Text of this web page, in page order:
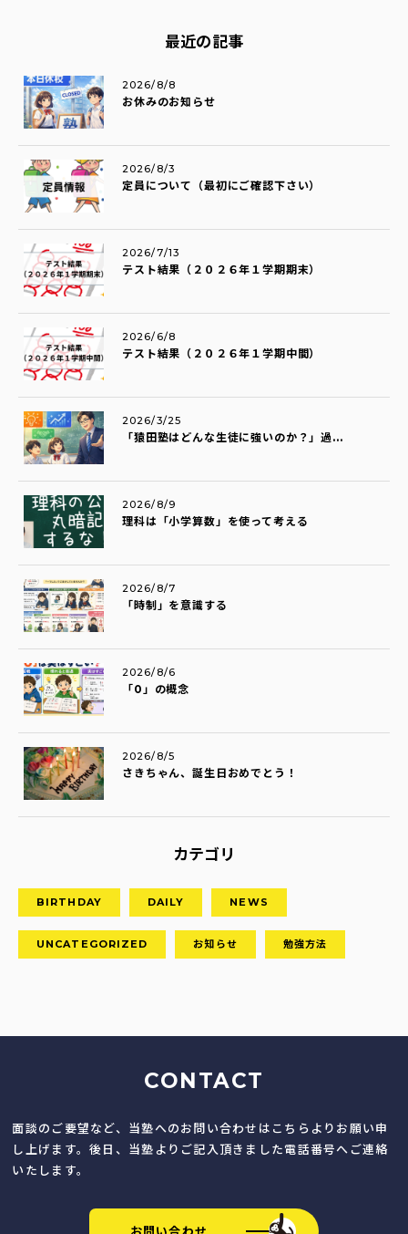
最近の記事
お休みのお知らせ
2026/8/8
定員について（最初にご確認下さい）
2026/8/3
テスト結果（２０２６年１学期期末）
2026/7/13
テスト結果（２０２６年１学期中間）
2026/6/8
「猿田塾はどんな生徒に強いのか？」過...
2026/3/25
理科は「小学算数」を使って考える
2026/8/9
「時制」を意識する
2026/8/7
「0」の概念
2026/8/6
さきちゃん、誕生日おめでとう！
2026/8/5
カテゴリ
BIRTHDAY DAILY NEWS
UNCATEGORIZED お知らせ 勉強方法
CONTACT
面談のご要望など、当塾へのお問い合わせはこちらよりお願い申
し上げます。後日、当塾よりご記入頂きました電話番号へご連絡
いたします。
お問い合わせ